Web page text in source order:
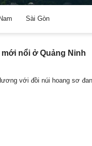
Sài Gòn
nổi ở Quảng Ninh
với đồi núi hoang sơ